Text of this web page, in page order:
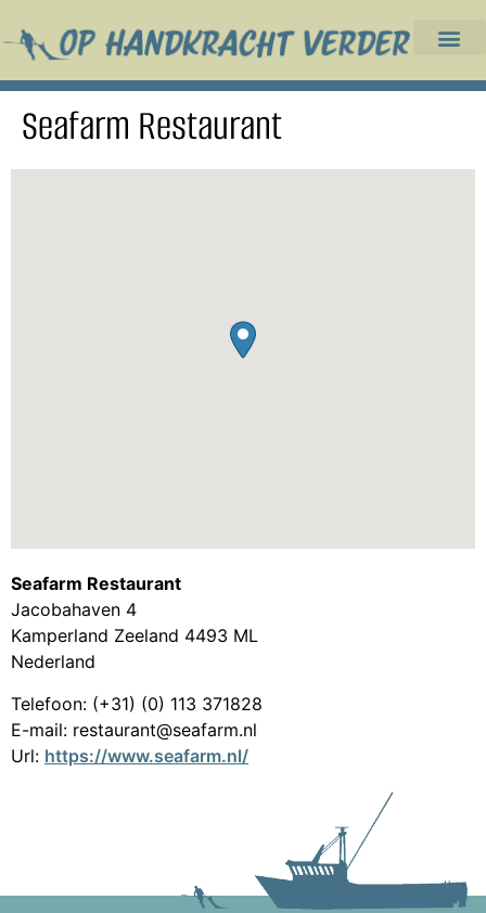
Seafarm Restaurant
Seafarm Restaurant
Jacobahaven 4
Kamperland Zeeland 4493 ML
Nederland
Telefoon: (+31) (0) 113 371828
E-mail: restaurant@seafarm.nl
Url: https://www.seafarm.nl/